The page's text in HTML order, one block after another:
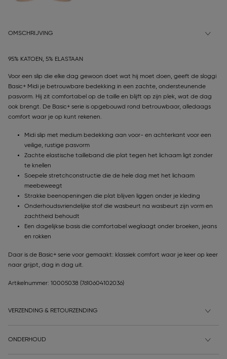
OMSCHRIJVING
95% KATOEN, 5% ELASTAAN
Voor een slip die elke dag gewoon doet wat hij moet doen, geeft de sloggi
Basic+ Midi je betrouwbare bedekking in een zachte, ondersteunende
pasvorm. Hij zit comfortabel op de taille en blijft op zijn plek, wat de dag
ook brengt. De Basic+ serie is opgebouwd rond betrouwbaar, alledaags
comfort waar je op kunt rekenen.
Midi slip met medium bedekking aan voor- en achterkant voor een
veilige, rustige pasvorm
Zachte elastische tailleband die plat tegen het lichaam ligt zonder
te knellen
Soepele stretchconstructie die de hele dag met het lichaam
meebeweegt
Strakke beenopeningen die plat blijven liggen onder je kleding
Onderhoudsvriendelijke stof die wasbeurt na wasbeurt zijn vorm en
zachtheid behoudt
Een dagelijkse basis die comfortabel weglaagt onder broeken, jeans
en rokken
Daar is de Basic+ serie voor gemaakt: klassiek comfort waar je keer op keer
naar grijpt, dag in dag uit.
Artikelnummer: 10005038 (7610604102036)
VERZENDING & RETOURZENDING
ONDERHOUD